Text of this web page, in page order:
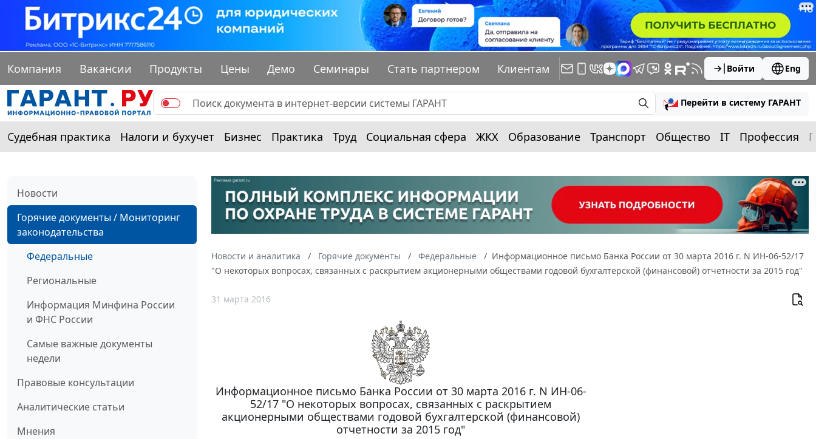
Компания Вакансии Продукты Цены Демо Семинары Стать партнером Клиентам Войти Eng
Перейти в систему ГАРАНТ
Судебная практика Налоги и бухучет Бизнес Практика Труд Социальная сфера ЖКХ Образование Транспорт Общество IT Профессия
Новости
Горячие документы / Мониторинг
законодательства
Федеральные
Региональные
Информация Минфина России
и ФНС России
Самые важные документы
недели
Правовые консультации
Аналитические статьи
Мнения
Новости и аналитика Горячие документы Федеральные
Информационное письмо Банка России от 30 марта 2016 г. N ИН-06-52/17
"О некоторых вопросах, связанных с раскрытием акционерными обществами годовой бухгалтерской (финансовой) отчетности за 2015 год"
31 марта 2016
Информационное письмо Банка России от 30 марта 2016 г. N ИН-06-
52/17 "О некоторых вопросах, связанных с раскрытием
акционерными обществами годовой бухгалтерской (финансовой)
отчетности за 2015 год"